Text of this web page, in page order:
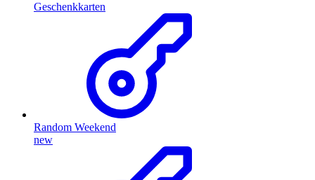
Geschenkkarten
Random Weekend
new